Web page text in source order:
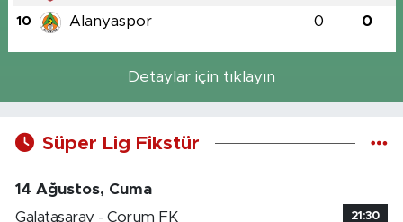
10 Alanyaspor 0 0
Detaylar için tıklayın
Süper Lig Fikstür
14 Ağustos, Cuma
Galatasaray - Çorum FK
21:30